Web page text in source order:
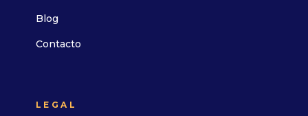
Blog
Contacto
LEGAL